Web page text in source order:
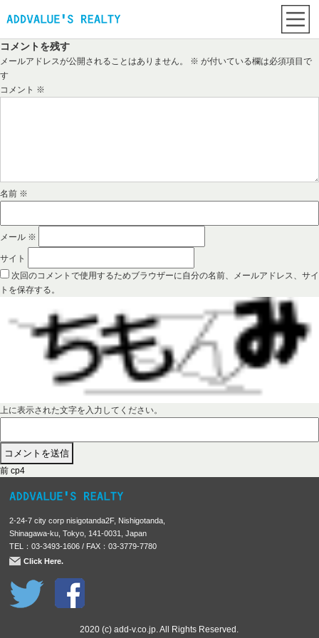
コメントを残す
メールアドレスが公開されることはありません。 ※ が付いている欄は必須項目で
す
コメント ※
名前 ※
メール ※
サイト
次回のコメントで使用するためブラウザーに自分の名前、メールアドレス、サイ
トを保存する。
上に表示された文字を入力してください。
投
稿
ビ
ゲ
ー
シ
ョ
前 前
投
:
cp4
2-24-7 city corp nisigotanda2F, Nishigotanda,
Shinagawa-ku, Tokyo, 141-0031, Japan
TEL：03-3493-1606 / FAX：03-3779-7780
Click Here.
2020 (c) add-v.co.jp. All Rights Reserved.